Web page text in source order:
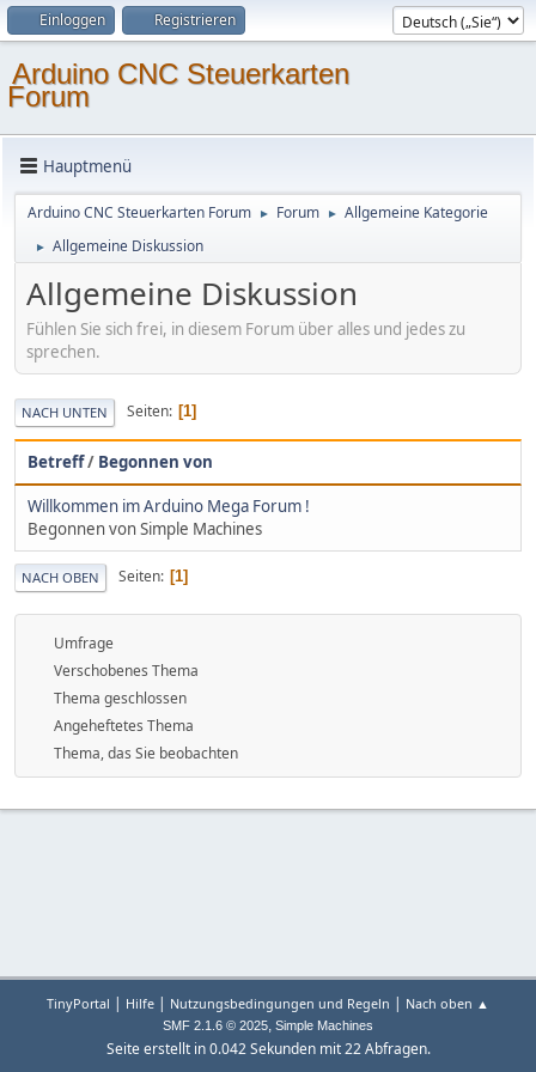
Einloggen Registrieren
Arduino CNC Steuerkarten
Forum
Hauptmenü
Arduino CNC Steuerkarten Forum ► Forum ► Allgemeine Kategorie
► Allgemeine Diskussion
Allgemeine Diskussion
Fühlen Sie sich frei, in diesem Forum über alles und jedes zu
sprechen.
NACH UNTEN Seiten 1
Betreff/ Begonnen von
Willkommen im Arduino Mega Forum !
Begonnen von Simple Machines
NACH OBEN Seiten 1
Umfrage
Verschobenes Thema
Thema geschlossen
Angeheftetes Thema
Thema, das Sie beobachten
TinyPortal | Hilfe | Nutzungsbedingungen und Regeln | Nach oben ▲
SMF 2.1.6 © 2025, Simple Machines
Seite erstellt in 0.042 Sekunden mit 22 Abfragen.